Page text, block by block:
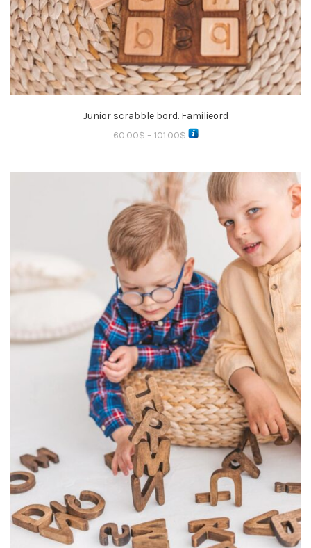
Junior scrabble bord. Familieord
60.00$ – 101.00$